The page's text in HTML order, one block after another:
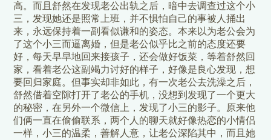
高。而且舒然在发现老公出轨之后，暗中去调查过这个小
三，发现她还是照常上班，并不惧怕自己的事被人捅出
来，永远保持着一副看似谦和的姿态。本来以为老公会为
了这个小三而逼离婚，但是老公似乎比之前的态度还要
好，每天早早地回来接孩子，还会做好饭菜，等着舒然回
家，看着老公这副竭力讨好的样子，好像是良心发现，想
要回归家庭。但事实却非如此，有一次老公去洗澡之后，
舒然借着空隙打开了老公的手机，没想到发现了一个更大
的秘密，在另外一个微信上，发现了小三的影子。原来他
们俩一直在偷偷联系，两个人的聊天就好像热恋的小情侣
一样，小三的温柔，善解人意，让老公深陷其中，而且她